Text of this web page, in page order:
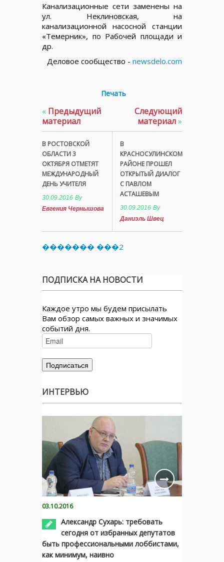
Канализационные сети заменены на
ул. Неклиновская, на
канализационной насосной станции
«Темерник», по Рабочей площади и
др.
Деловое сообщество - newsdelo.com
Печать
« Предыдущий
материал
В РОСТОВСКОЙ
ОБЛАСТИ 3
ОКТЯБРЯ ОТМЕТЯТ
МЕЖДУНАРОДНЫЙ
ДЕНЬ УЧИТЕЛЯ
30.09.2016 By
Евгения Чернышова
Следующий
материал»
В
КРАСНОСУЛИНСКОМ
РАЙОНЕ ПРОШЕЛ
ОТКРЫТЫЙ ДИАЛОГ
С ПАВЛОМ
АСТАШЕВЫМ
30.09.2016 By
Даниэль Швец
������� ���2
ПОДПИСКА НА НОВОСТИ
Каждое утро мы будем присылать
Вам обзор самых важных и значимых
событий дня.
ИНТЕРВЬЮ
03.10.2016
Александр Сухарь: требовать
сегодня от избранных депутатов
быть профессиональными лоббистами,
как минимум, наивно